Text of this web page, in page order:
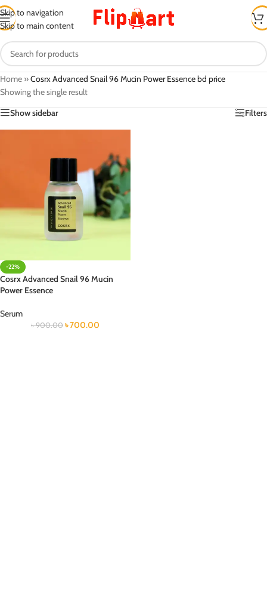
Skip to navigation
Skip to main content
Home »Cosrx Advanced Snail 96 Mucin Power Essence bd price
Showing the single result
Show sidebar
Filters
-22%
Cosrx Advanced Snail 96 Mucin
Power Essence
Serum
৳900.00 ৳700.00